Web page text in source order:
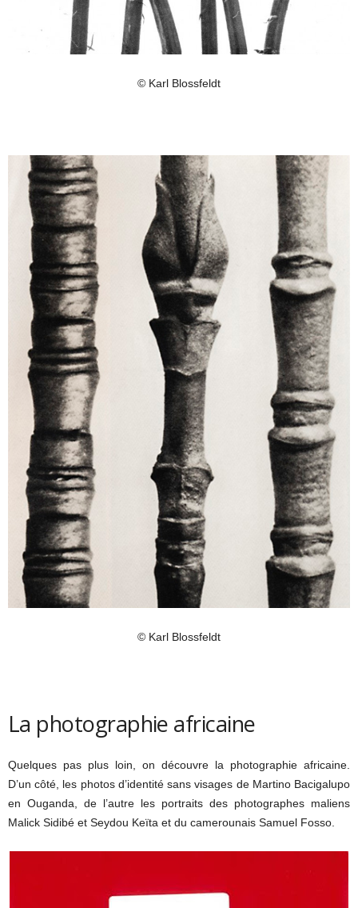
© Karl Blossfeldt
© Karl Blossfeldt
La photographie africaine
Quelques pas plus loin, on découvre la photographie africaine.
D’un côté, les photos d’identité sans visages de Martino Bacigalupo
en Ouganda, de l’autre les portraits des photographes maliens
Malick Sidibé et Seydou Keïta et du camerounais Samuel Fosso.